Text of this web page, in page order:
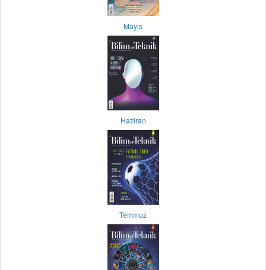
Mayıs
Haziran
Temmuz